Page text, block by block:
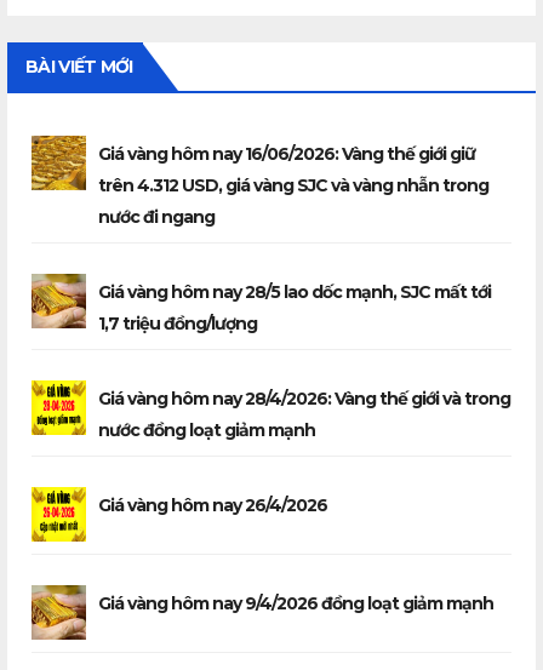
BÀI VIẾT MỚI
Giá vàng hôm nay 16/06/2026: Vàng thế giới giữ
trên 4.312 USD, giá vàng SJC và vàng nhẫn trong
nước đi ngang
Giá vàng hôm nay 28/5 lao dốc mạnh, SJC mất tới
1,7 triệu đồng/lượng
Giá vàng hôm nay 28/4/2026: Vàng thế giới và trong
nước đồng loạt giảm mạnh
Giá vàng hôm nay 26/4/2026
Giá vàng hôm nay 9/4/2026 đồng loạt giảm mạnh